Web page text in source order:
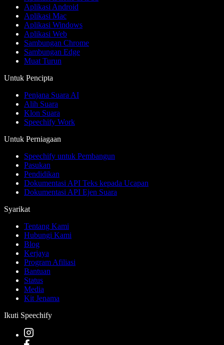
Aplikasi Android
Aplikasi Mac
Aplikasi Windows
Aplikasi Web
Sambungan Chrome
Sambungan Edge
Muat Turun
Untuk Pencipta
Penjana Suara AI
Alih Suara
Klon Suara
Speechify Work
Untuk Perniagaan
Speechify untuk Pembangun
Pasukan
Pendidikan
Dokumentasi API Teks kepada Ucapan
Dokumentasi API Ejen Suara
Syarikat
Tentang Kami
Hubungi Kami
Blog
Kerjaya
Program Afiliasi
Bantuan
Status
Media
Kit Jenama
Ikuti Speechify